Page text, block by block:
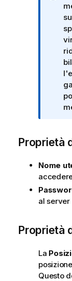
o
t
a
i
n
f
o
r
m
a
c
Proprietà
Nome
al server
Proprietà
La
Questo